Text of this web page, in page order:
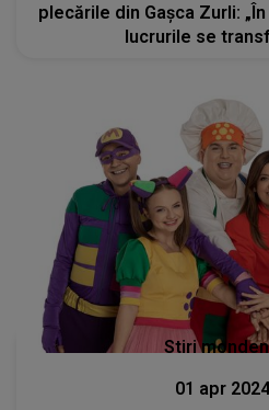
plecările din Gașca Zurli:
lucrurile se
Stiri
01 apr 2024